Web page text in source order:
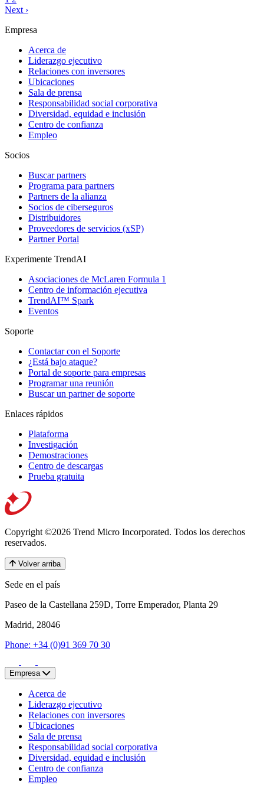
Next ›
Empresa
Acerca de
Liderazgo ejecutivo
Relaciones con inversores
Ubicaciones
Sala de prensa
Responsabilidad social corporativa
Diversidad, equidad e inclusión
Centro de confianza
Empleo
Socios
Buscar partners
Programa para partners
Partners de la alianza
Socios de ciberseguros
Distribuidores
Proveedores de servicios (xSP)
Partner Portal
Experimente TrendAI
Asociaciones de McLaren Formula 1
Centro de información ejecutiva
TrendAI™ Spark
Eventos
Soporte
Contactar con el Soporte
¿Está bajo ataque?
Portal de soporte para empresas
Programar una reunión
Buscar un partner de soporte
Enlaces rápidos
Plataforma
Investigación
Demostraciones
Centro de descargas
Prueba gratuita
Copyright ©2026 Trend Micro Incorporated. Todos los derechos
reservados.
Volver arriba
Sede en el país
Paseo de la Castellana 259D, Torre Emperador, Planta 29
Madrid, 28046
Phone: +34 (0)91 369 70 30
Empresa
Acerca de
Liderazgo ejecutivo
Relaciones con inversores
Ubicaciones
Sala de prensa
Responsabilidad social corporativa
Diversidad, equidad e inclusión
Centro de confianza
Empleo